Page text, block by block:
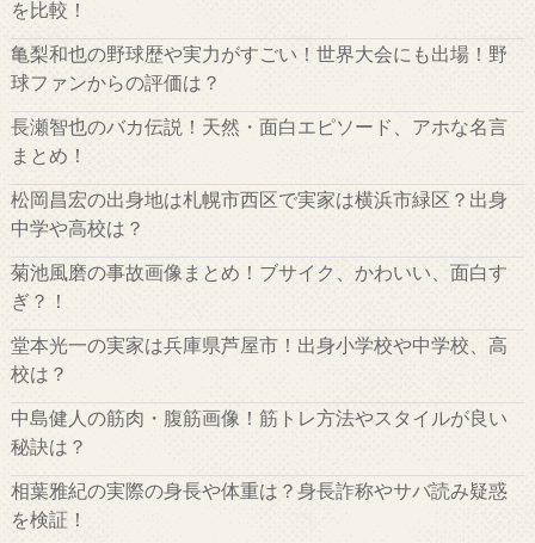
を比較！
亀梨和也の野球歴や実力がすごい！世界大会にも出場！野
球ファンからの評価は？
長瀬智也のバカ伝説！天然・面白エピソード、アホな名言
まとめ！
松岡昌宏の出身地は札幌市西区で実家は横浜市緑区？出身
中学や高校は？
菊池風磨の事故画像まとめ！ブサイク、かわいい、面白す
ぎ？！
堂本光一の実家は兵庫県芦屋市！出身小学校や中学校、高
校は？
中島健人の筋肉・腹筋画像！筋トレ方法やスタイルが良い
秘訣は？
相葉雅紀の実際の身長や体重は？身長詐称やサバ読み疑惑
を検証！